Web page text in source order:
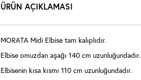
ÜRÜN AÇIKLAMASI
MORATA Midi Elbise tam kalıplıdır.
Elbise omuzdan aşağı 140 cm uzunluğundadır.
Elbisenin kısa kısmı 110 cm uzunluğundadır.